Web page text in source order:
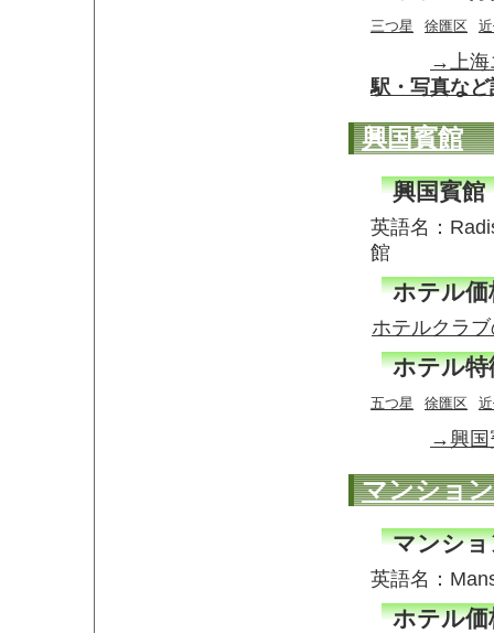
三つ星 徐匯区
→上海
駅・写真な
興国賓館
興国賓館
英語名：
館
ホテル価
ホテルクラ
ホテル特
五つ星 徐匯区
→興国
マンショ
マンシ
英語名：
ホテル価